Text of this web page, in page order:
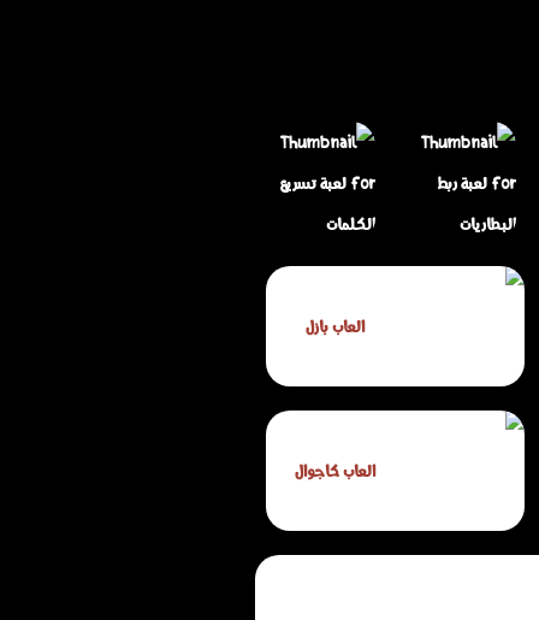
لعبة تسريع الكلمات
العاب بازل
العاب كاجوال